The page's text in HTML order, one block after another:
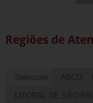
Regiões de
Selecione: ABCD
LITORAL DE SÃO